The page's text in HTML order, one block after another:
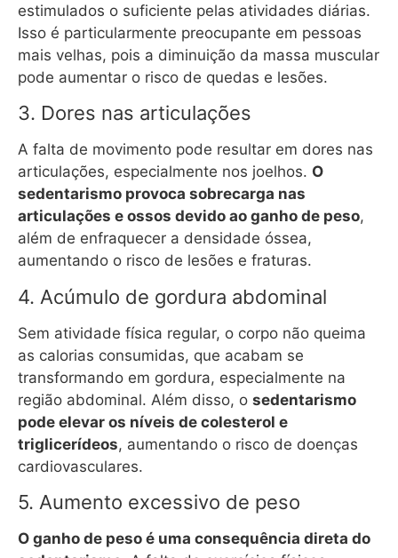
estimulados o suficiente pelas atividades diárias.
Isso é particularmente preocupante em pessoas
mais velhas, pois a diminuição da massa muscular
pode aumentar o risco de quedas e lesões.
3. Dores nas articulações
A falta de movimento pode resultar em dores nas
articulações, especialmente nos joelhos. O
sedentarismo provoca sobrecarga nas
articulações e ossos devido ao ganho de peso,
além de enfraquecer a densidade óssea,
aumentando o risco de lesões e fraturas.
4. Acúmulo de gordura abdominal
Sem atividade física regular, o corpo não queima
as calorias consumidas, que acabam se
transformando em gordura, especialmente na
região abdominal. Além disso, o sedentarismo
pode elevar os níveis de colesterol e
triglicerídeos, aumentando o risco de doenças
cardiovasculares.
5. Aumento excessivo de peso
O ganho de peso é uma consequência direta do